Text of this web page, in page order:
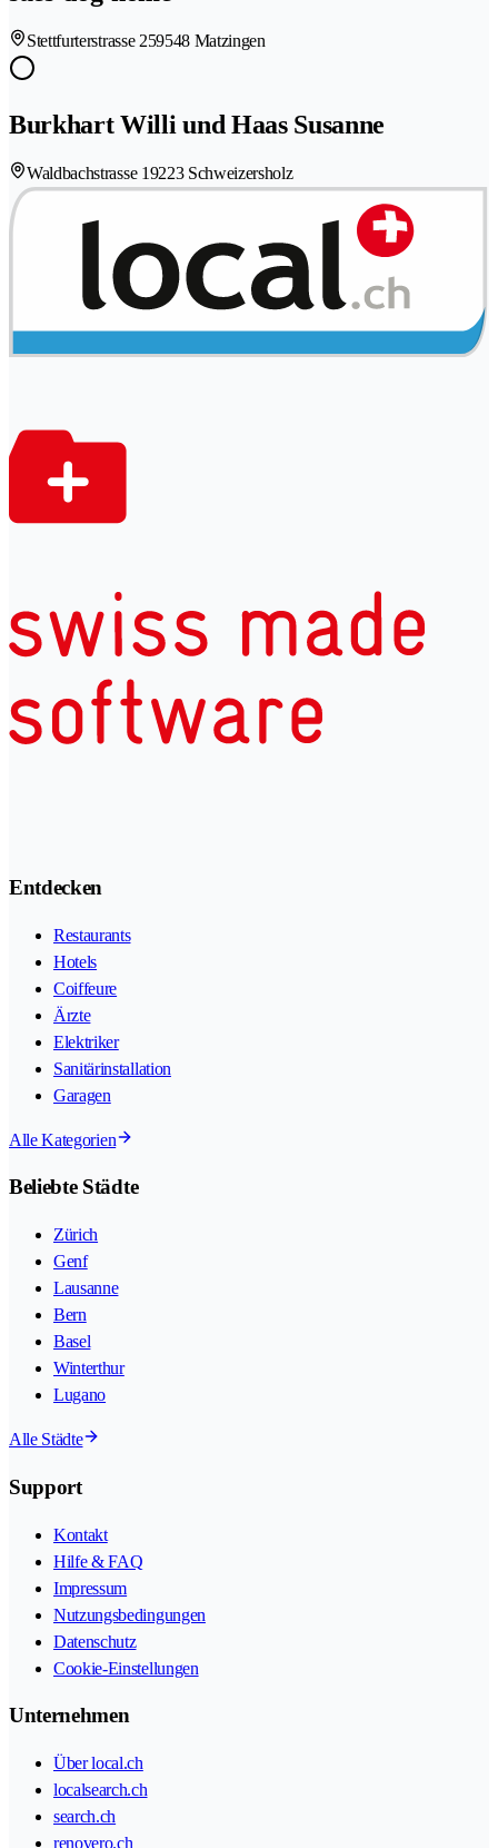
Stettfurterstrasse 259548 Matzingen
Burkhart Willi und Haas Susanne
Waldbachstrasse 19223 Schweizersholz
Entdecken
Restaurants
Hotels
Coiffeure
Ärzte
Elektriker
Sanitärinstallation
Garagen
Alle Kategorien
Beliebte Städte
Zürich
Genf
Lausanne
Bern
Basel
Winterthur
Lugano
Alle Städte
Support
Kontakt
Hilfe & FAQ
Impressum
Nutzungsbedingungen
Datenschutz
Cookie-Einstellungen
Unternehmen
Über local.ch
localsearch.ch
search.ch
renovero.ch